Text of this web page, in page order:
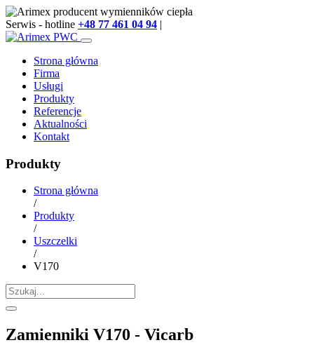
Serwis - hotline +48 77 461 04 94 |
Strona główna
Firma
Usługi
Produkty
Referencje
Aktualności
Kontakt
Produkty
Strona główna
/
Produkty
/
Uszczelki
/
V170
Zamienniki V170 - Vicarb